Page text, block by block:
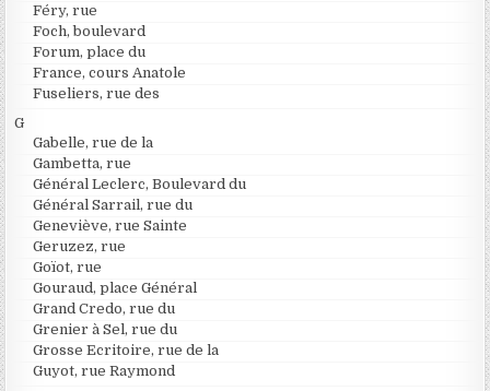
Féry, rue
Foch, boulevard
Forum, place du
France, cours Anatole
Fuseliers, rue des
G
Gabelle, rue de la
Gambetta, rue
Général Leclerc, Boulevard du
Général Sarrail, rue du
Geneviève, rue Sainte
Geruzez, rue
Goïot, rue
Gouraud, place Général
Grand Credo, rue du
Grenier à Sel, rue du
Grosse Ecritoire, rue de la
Guyot, rue Raymond